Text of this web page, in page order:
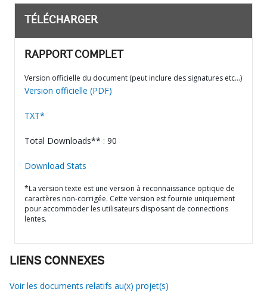
TÉLÉCHARGER
RAPPORT COMPLET
Version officielle du document (peut inclure des signatures etc…)
Version officielle (PDF)
TXT*
Total Downloads** : 90
Download Stats
*La version texte est une version à reconnaissance optique de
caractères non-corrigée. Cette version est fournie uniquement
pour accommoder les utilisateurs disposant de connections
lentes.
LIENS CONNEXES
Voir les documents relatifs au(x) projet(s)